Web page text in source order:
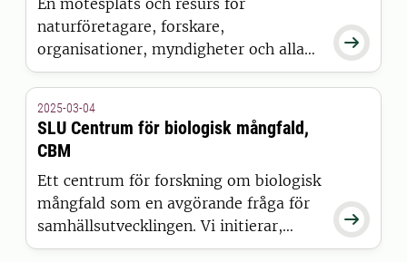

naturföretagare, forskare,
organisationer, myndigheter och alla
som är intresserade av djurens och
naturens effekt på människors hälsa.

2025-03-04
SLU Centrum för biologisk mångfald,
CBM
Ett centrum för forskning om biologisk
mångfald som en avgörande fråga för
samhällsutvecklingen. Vi initierar,
bedriver och samordnar forskning,